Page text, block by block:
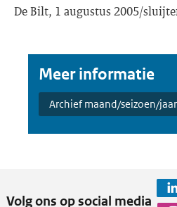
De Bilt, 1 augustus 2005/
Meer informatie
Archief maand/seizoen/
Volg ons op social media